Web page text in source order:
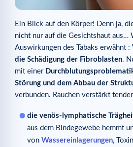
Ein Blick auf den Körper! Denn ja,
nicht nur auf die Gesichtshaut aus…
Auswirkungen des Tabaks erwähnt :
die Schädigung der Fibroblasten.
mit einer
Störung und dem Abbau der
verbunden. Rauchen verstärkt
die venös-lymphatische
aus dem Bindegewebe hemmt
von Wassereinlagerungen,